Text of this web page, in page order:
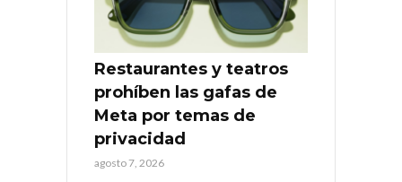
Restaurantes y teatros
prohíben las gafas de
Meta por temas de
privacidad
agosto 7, 2026